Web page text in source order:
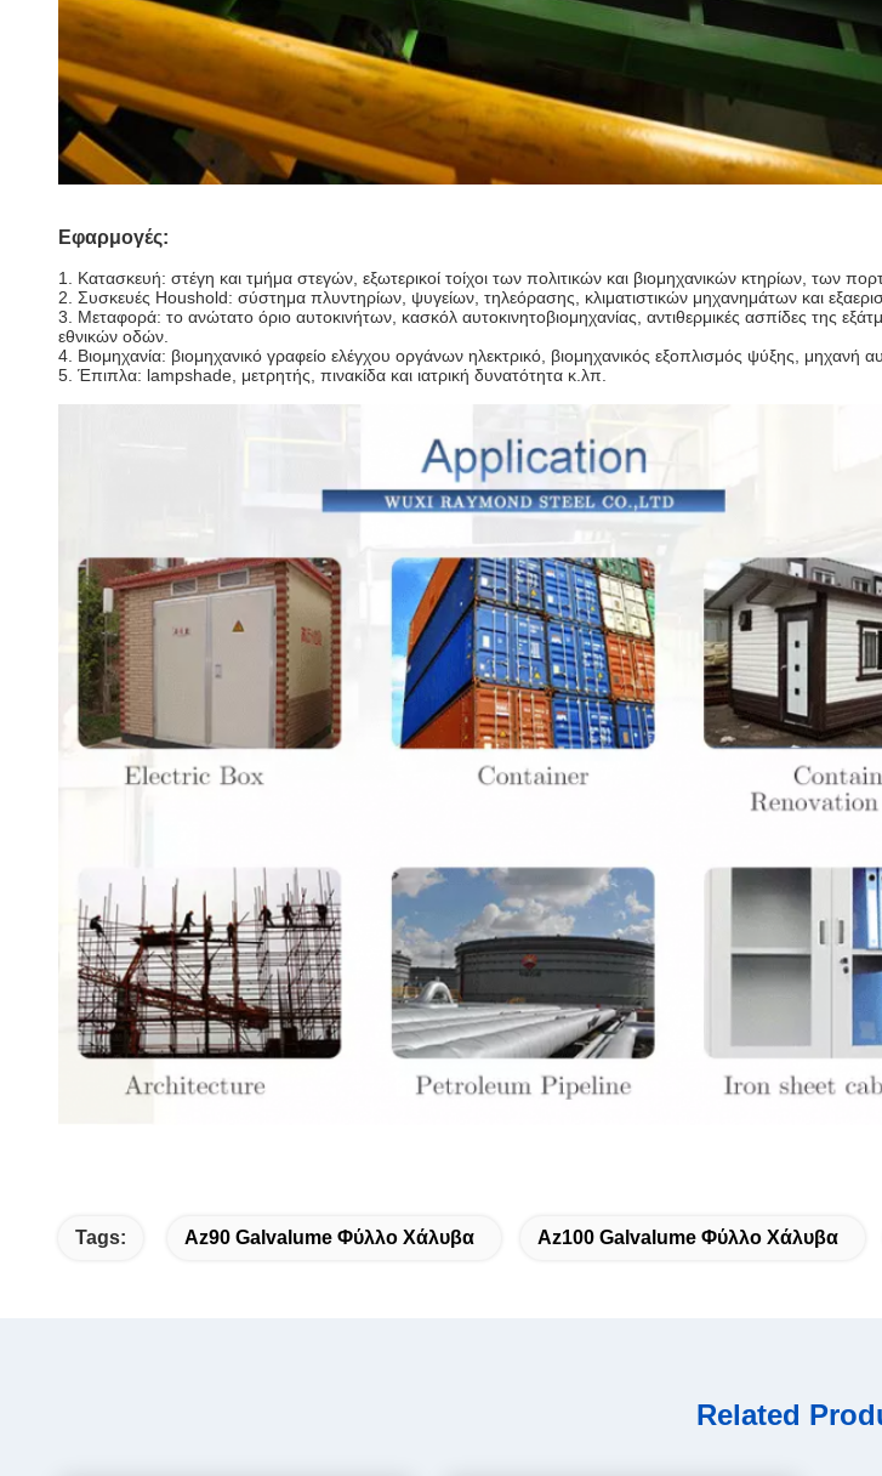
Εφαρμογές:
1. Κατασκευή: στέγη και τμήμα στεγών, εξωτερικοί τοίχοι των πολιτικών και βιομηχανικών κτηρίων, των
2. Συσκευές Houshold: σύστημα πλυντηρίων, ψυγείων, τηλεόρασης, κλιματιστικών μηχανημάτων και
3. Μεταφορά: το ανώτατο όριο αυτοκινήτων, κασκόλ αυτοκινητοβιομηχανίας, αντιθερμικές ασπίδες της
εθνικών οδών.
4. Βιομηχανία: βιομηχανικό γραφείο ελέγχου οργάνων ηλεκτρικό, βιομηχανικός εξοπλισμός ψύξης, μηχανή
5. Έπιπλα: lampshade, μετρητής, πινακίδα και ιατρική δυνατότητα κ.λπ.
Tags: Az90 Galvalume Φύλλο Χάλυβα Az100 Galvalume Φύλλο Χάλυβα
Related